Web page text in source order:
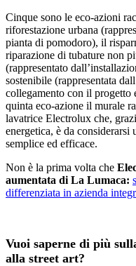
Cinque sono le eco-azioni
riforestazione urbana
pianta di pomodoro), il
riparazione di tubature non
(rappresentato
sostenibile (rappresentata
collegamento con il progetto
quinta eco-azione il murale
lavatrice Electrolux che,
energetica, è da considerarsi
semplice ed efficace.
Non è la prima volta che
aumentata di La Lumaca:
differenziata in azienda
Vuoi saperne di più
alla street art?